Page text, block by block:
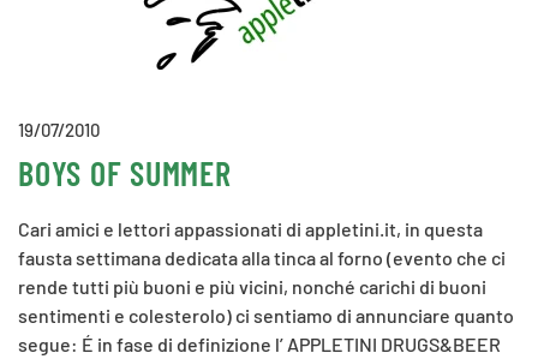
19/07/2010
BOYS OF SUMMER
Cari amici e lettori appassionati di appletini.it, in questa
fausta settimana dedicata alla tinca al forno (evento che ci
rende tutti più buoni e più vicini, nonché carichi di buoni
sentimenti e colesterolo) ci sentiamo di annunciare quanto
segue: É in fase di definizione l’ APPLETINI DRUGS&BEER